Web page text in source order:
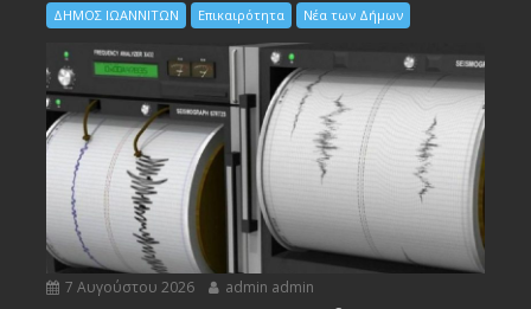
ΔΗΜΟΣ ΙΩΑΝΝΙΤΩΝ Επικαιρότητα Νέα των Δήμων
7 Αυγούστου 2026 admin admin